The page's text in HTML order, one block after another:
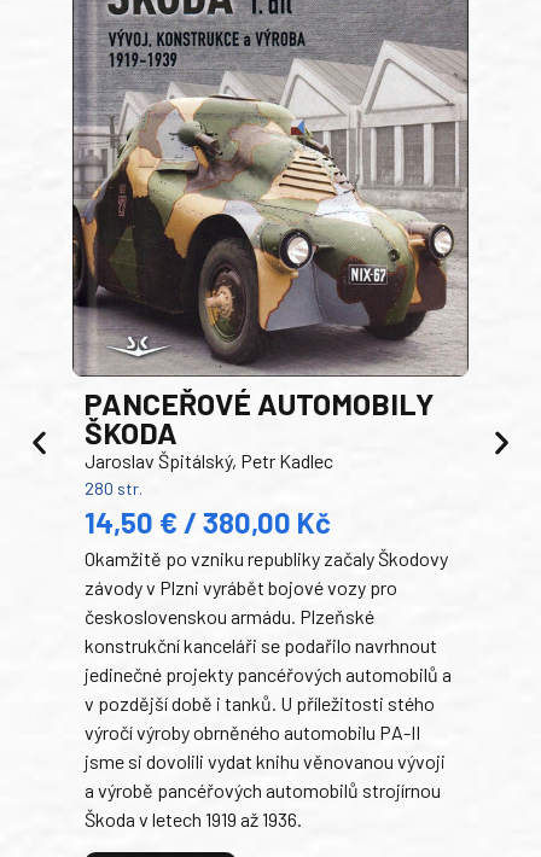
PANCEŘOVÉ AUTOMOBILY
ŠKODA
Jaroslav Špitálský, Petr Kadlec
280 str.
14,50 € / 380,00 Kč
Okamžitě po vzniku republiky začaly Škodovy
závody v Plzni vyrábět bojové vozy pro
československou armádu. Plzeňské
konstrukční kanceláři se podařilo navrhnout
jedinečné projekty pancéřových automobilů a
v pozdější době i tanků. U příležitosti stého
výročí výroby obrněného automobilu PA-II
jsme si dovolili vydat knihu věnovanou vývoji
a výrobě pancéřových automobilů strojírnou
Škoda v letech 1919 až 1936.